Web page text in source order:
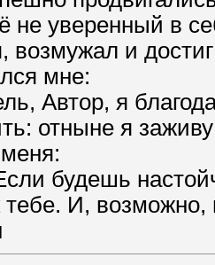
уверенный в
возмужал и
мне:
Автор, я
отныне я
будешь
И, возможно,